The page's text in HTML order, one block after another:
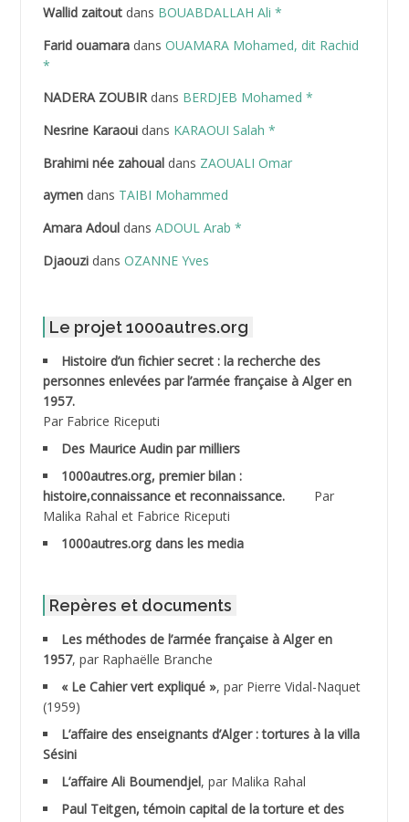
ABDEDDAIM Hamid
ABDELAZIZ Mohamed
ABDELHAFID Lakhdar
ABDELLI Mohamed
ABDELLI Mohamed *
ABDELMOUMENE Ahmed
ABDESMED Mohamed ben Kaddour
ABDESSELAMI Kouider
ABDESSLEM Ahmed dit le Coiffeur
ABDOUDOU
ABID Mohamed
ABNOUN Salah
ACHACHE M.*
ACHLAF Ali
ADALENE Tahar
ADALMI
Wallid zaitoutdans BOUABDALLAH Ali *
Farid ouamaradans OUAMARA Mohamed, dit Rachid
*
NADERA ZOUBIRdans BERDJEB Mohamed *
Nesrine Karaouidans KARAOUI Salah *
Brahimi née zahoualdans ZAOUALI Omar
aymendans TAIBI Mohammed
Amara Adouldans ADOUL Arab *
Djaouzidans OZANNE Yves
Le projet 1000autres.org
Histoire d’un fichier secret : la recherche des
personnes enlevées par l’armée française à Alger en
1957.
Par Fabrice Riceputi
Des Maurice Audin par milliers
1000autres.org, premier bilan :
histoire,connaissance et reconnaissance.
Par
Malika Rahal et Fabrice Riceputi
1000autres.org dans les media
Repères et documents
Les méthodes de l’armée française à Alger en
1957, par Raphaëlle Branche
« Le Cahier vert expliqué », par Pierre Vidal-Naquet
(1959)
L’affaire des enseignants d’Alger : tortures à la villa
Sésini
L’affaire Ali Boumendjel, par Malika Rahal
Paul Teitgen, témoin capital de la torture et des